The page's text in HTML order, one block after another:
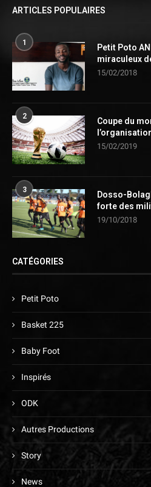
ARTICLES POPULAIRES
1
Petit Poto
miraculeux
15/02/2018
2
Coupe du
15/02/2019
3
Dosso-
forte des
19/10/2018
CATÉGORIES
Petit Poto
Basket 225
Baby Foot
Inspirés
ODK
Autres Productions
Story
News